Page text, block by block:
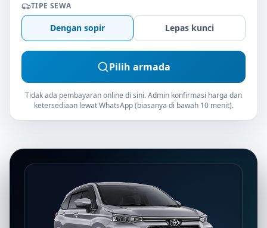
TIPE SEWA
Dengan sopir Lepas kunci
Pilih armada
Tidak ada pembayaran online di sini. Admin konfirmasi harga dan
ketersediaan lewat WhatsApp (biasanya di bawah 10 menit).